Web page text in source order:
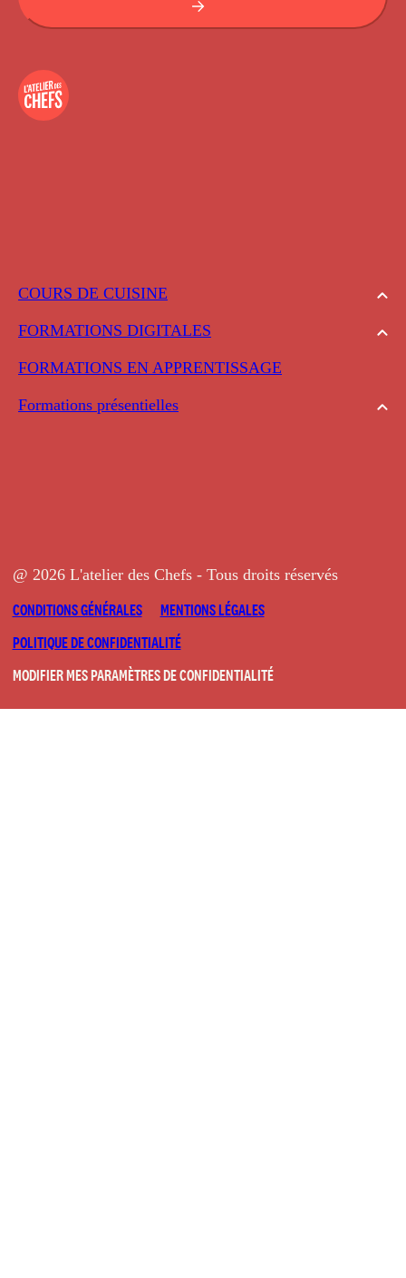
COURS DE CUISINE
FORMATIONS DIGITALES
FORMATIONS EN APPRENTISSAGE
Formations présentielles
@ 2026 L'atelier des Chefs - Tous droits réservés
CONDITIONS GÉNÉRALES
MENTIONS LÉGALES
POLITIQUE DE CONFIDENTIALITÉ
MODIFIER MES PARAMÈTRES DE CONFIDENTIALITÉ